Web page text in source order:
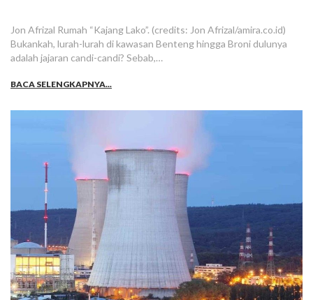
Jon Afrizal Rumah “Kajang Lako”. (credits: Jon Afrizal/amira.co.id)
Bukankah, lurah-lurah di kawasan Benteng hingga Broni dulunya
adalah jajaran candi-candi? Sebab,…
BACA SELENGKAPNYA...